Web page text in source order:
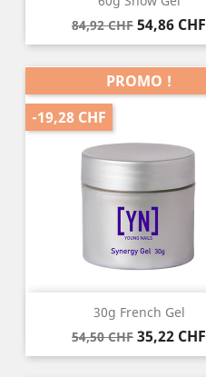
Prix
de
84,92 CHF Prix
54,86 CHF
30g French Gel
Prix
de
54,50 CHF Prix
35,22 CHF
PROMO !
-19,28 CHF